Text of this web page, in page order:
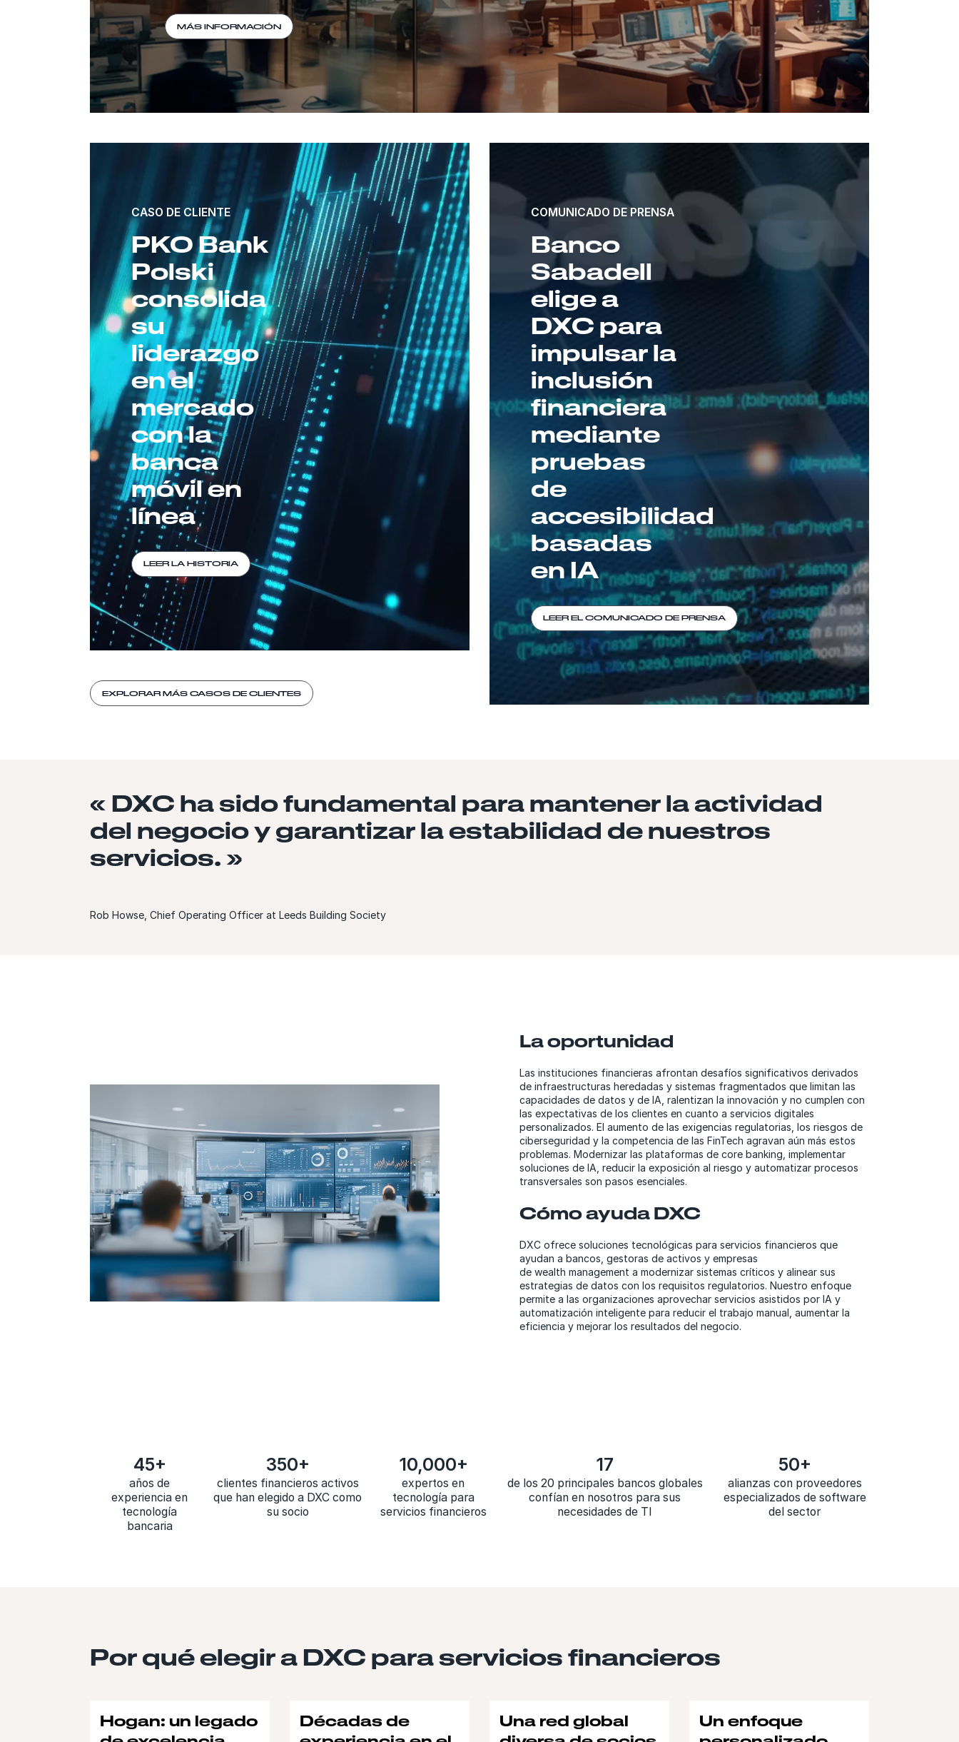
MÁS INFORMACIÓN
CASO DE CLIENTE
PKO Bank
Polski
consolida
su
liderazgo
en el
mercado
con la
banca
móvil en
línea
LEER LA HISTORIA
EXPLORAR MÁS CASOS DE CLIENTES
COMUNICADO DE PRENSA
Banco
Sabadell
elige a
DXC para
impulsar la
inclusión
financiera
mediante
pruebas
de
accesibilidad
basadas
en IA
LEER EL COMUNICADO DE PRENSA
« DXC ha sido fundamental para mantener la actividad
del negocio y garantizar la estabilidad de nuestros
servicios. »
Rob Howse, Chief Operating Officer at Leeds Building Society
La oportunidad
Las instituciones financieras afrontan desafíos significativos derivados
de infraestructuras heredadas y sistemas fragmentados que limitan las
capacidades de datos y de IA, ralentizan la innovación y no cumplen con
las expectativas de los clientes en cuanto a servicios digitales
personalizados. El aumento de las exigencias regulatorias, los riesgos de
ciberseguridad y la competencia de las FinTech agravan aún más estos
problemas. Modernizar las plataformas de core banking, implementar
soluciones de IA, reducir la exposición al riesgo y automatizar procesos
transversales son pasos esenciales.
Cómo ayuda DXC
DXC ofrece soluciones tecnológicas para servicios financieros que
ayudan a bancos, gestoras de activos y empresas
de wealth management a modernizar sistemas críticos y alinear sus
estrategias de datos con los requisitos regulatorios. Nuestro enfoque
permite a las organizaciones aprovechar servicios asistidos por IA y
automatización inteligente para reducir el trabajo manual, aumentar la
eficiencia y mejorar los resultados del negocio.
45+
años de
experiencia en
tecnología
bancaria
350+
clientes financieros activos
que han elegido a DXC como
su socio
10,000+
expertos en
tecnología para
servicios financieros
17
de los 20 principales bancos globales
confían en nosotros para sus
necesidades de TI
50+
alianzas con proveedores
especializados de software
del sector
Por qué elegir a DXC para servicios financieros
Hogan: un legado
Décadas de
Una red global
Un enfoque